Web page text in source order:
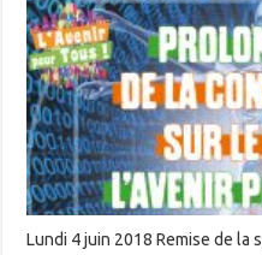
Lundi 4 juin 2018 Remise de la